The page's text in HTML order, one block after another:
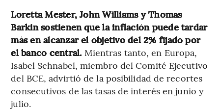
Loretta Mester, John Williams y Thomas
Barkin sostienen que la inflación puede tardar
más en alcanzar el objetivo del 2% fijado por
el banco central. Mientras tanto, en Europa,
Isabel Schnabel, miembro del Comité Ejecutivo
del BCE, advirtió de la posibilidad de recortes
consecutivos de las tasas de interés en junio y
julio.